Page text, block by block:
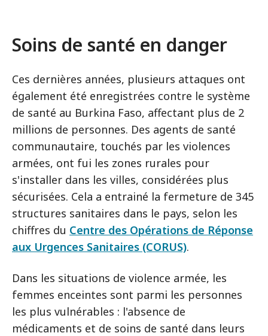
Soins de santé en danger
Ces dernières années, plusieurs attaques ont
également été enregistrées contre le système
de santé au Burkina Faso, affectant plus de 2
millions de personnes. Des agents de santé
communautaire, touchés par les violences
armées, ont fui les zones rurales pour
s'installer dans les villes, considérées plus
sécurisées. Cela a entrainé la fermeture de 345
structures sanitaires dans le pays, selon les
chiffres du Centre des Opérations de Réponse
aux Urgences Sanitaires (CORUS).
Dans les situations de violence armée, les
femmes enceintes sont parmi les personnes
les plus vulnérables : l'absence de
médicaments et de soins de santé dans leurs